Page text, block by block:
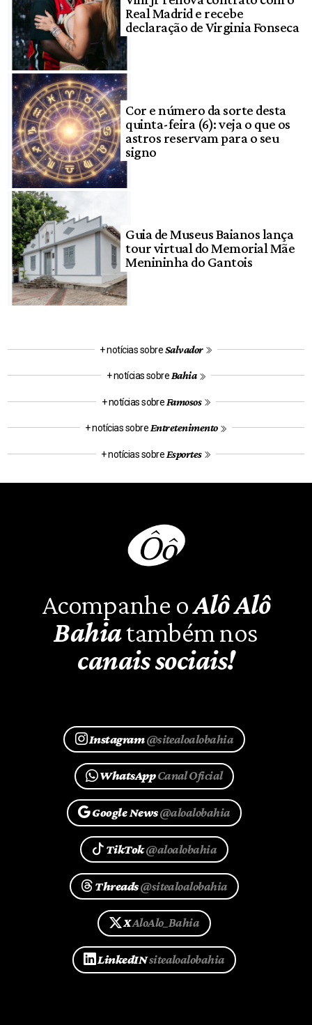
Real Madrid e recebe
declaração de Virginia Fonseca
Cor e número da sorte desta
quinta-feira (6): veja o que os
astros reservam para o seu
signo
Guia de Museus Baianos lança
tour virtual do Memorial Mãe
Menininha do Gantois
+ notícias sobreSalvador
+ notícias sobre Bahia
+ notícias sobre Famosos
+ notícias sobre Entretenimento
+ notícias sobre Esportes
Acompanhe oAlô Alô
Bahiatambém nos
canais sociais!
Instagram@sitealoalobahia
WhatsAppCanal Oficial
Google News@aloalobahia
TikTok@aloalobahia
Threads@sitealoalobahia
XAloAlo_Bahia
LinkedINsitealoalobahia